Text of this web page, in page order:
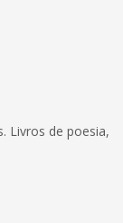
Livros de poesia,